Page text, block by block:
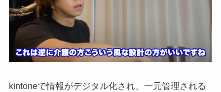
kintoneで情報がデジタル化され、一元管理される